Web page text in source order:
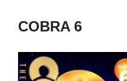
COBRA 6